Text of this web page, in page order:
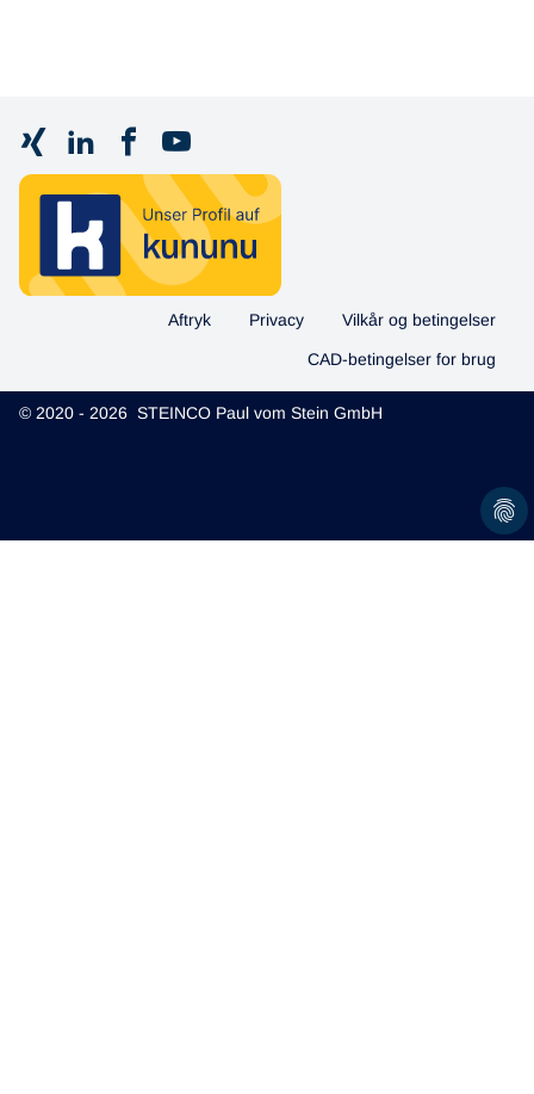
Aftryk Privacy Vilkår og betingelser
CAD-betingelser for brug
© 2020 - 2026 STEINCO Paul vom Stein GmbH